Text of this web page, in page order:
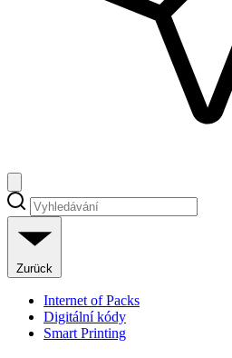
Zurück
Internet of Packs
Digitální kódy
Smart Printing